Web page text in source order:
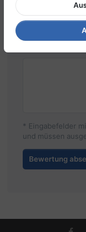
* Eingabefelder
und müssen
Bewertung